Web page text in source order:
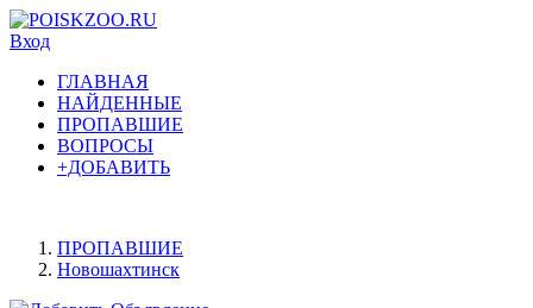
Вход
ГЛАВНАЯ
НАЙДЕННЫЕ
ПРОПАВШИЕ
ВОПРОСЫ
+ДОБАВИТЬ
ПРОПАВШИЕ
Новошахтинск